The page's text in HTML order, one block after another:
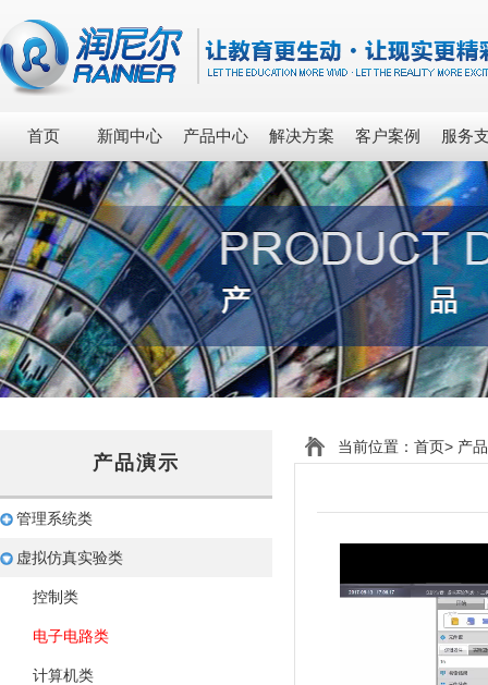
首页 新闻中心 产品中心 解决方案 客户案例 服务
产品演示
管理系统类
虚拟仿真实验类
控制类
电子电路类
计算机类
当前位置： 首页> 产